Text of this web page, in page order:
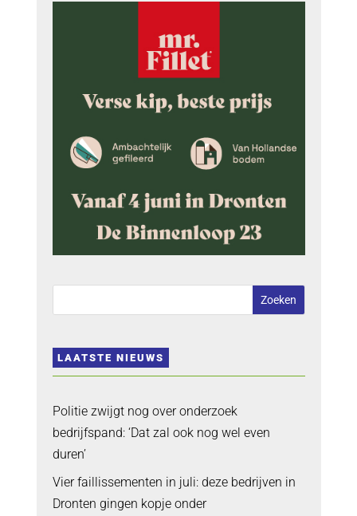
LAATSTE NIEUWS
Politie zwijgt nog over onderzoek
bedrijfspand: ‘Dat zal ook nog wel even
duren’
Vier faillissementen in juli: deze bedrijven in
Dronten gingen kopje onder